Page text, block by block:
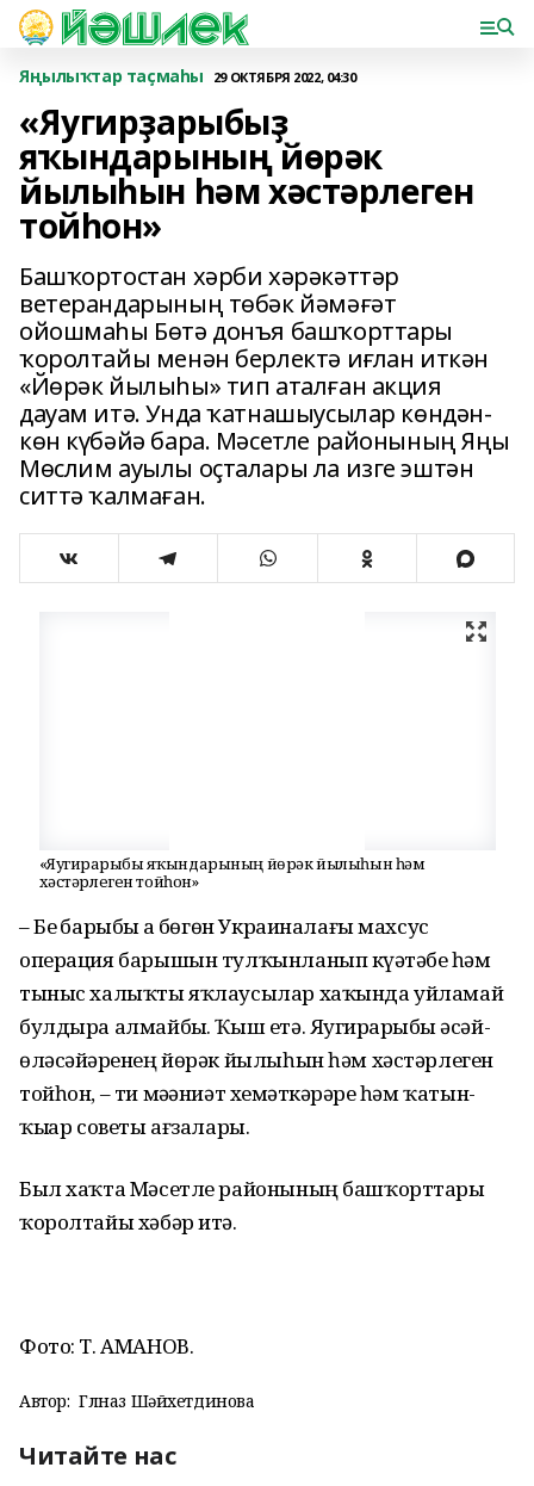
Яңылыҡтар таҫмаһы 29 ОКТЯБРЯ 2022, 04:30
«Яугирҙарыбыҙ
яҡындарының йөрәк
йылыһын һәм хәстәрлеген
тойһон»
Башҡортостан хәрби хәрәкәттәр
ветерандарының төбәк йәмәғәт
ойошмаһы Бөтә донъя башҡорттары
ҡоролтайы менән берлектә иғлан иткән
«Йөрәк йылыһы» тип аталған акция
дауам итә. Унда ҡатнашыусылар көндән-
көн күбәйә бара. Мәсетле районының Яңы
Мөслим ауылы оҫталары ла изге эштән
ситтә ҡалмаған.
«Яугирҙарыбыҙ яҡындарының йөрәк йылыһын һәм
хәстәрлеген тойһон»
– Беҙ барыбыҙ ҙа бөгөн Украиналағы махсус
операция барышын тулҡынланып күҙәтәбеҙ һәм
тыныс халыҡты яҡлаусылар хаҡында уйламай
булдыра алмайбыҙ. Ҡыш етә. Яугирҙарыбыҙ әсәй-
өләсәйҙәренең йөрәк йылыһын һәм хәстәрлеген
тойһон, – ти мәҙәниәт хеҙмәткәрҙәре һәм ҡатын-
ҡыҙҙар советы ағзалары.
Был хаҡта Мәсетле районының башҡорттары
ҡоролтайы хәбәр итә.
Фото: Т. АМАНОВ.
Автор: Гөлназ Шәйхетдинова
Читайте нас